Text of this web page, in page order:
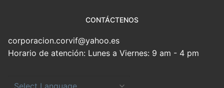
CONTÁCTENOS
corporacion.corvif@yahoo.es
Horario de atención: Lunes a Viernes: 9 am - 4 pm